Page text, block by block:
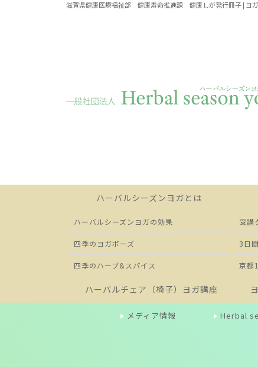
滋賀県健康医療福祉部 健康寿命推進課 健康しが発行冊子 | ヨ
ハーバルシーズンヨガとは
ハーバルシーズンヨガの効果
四季のヨガポーズ
四季のハーブ&スパイス
受講
3日
京都
ハーバルチェア（椅子）ヨガ講座
メディア情報 Herbal